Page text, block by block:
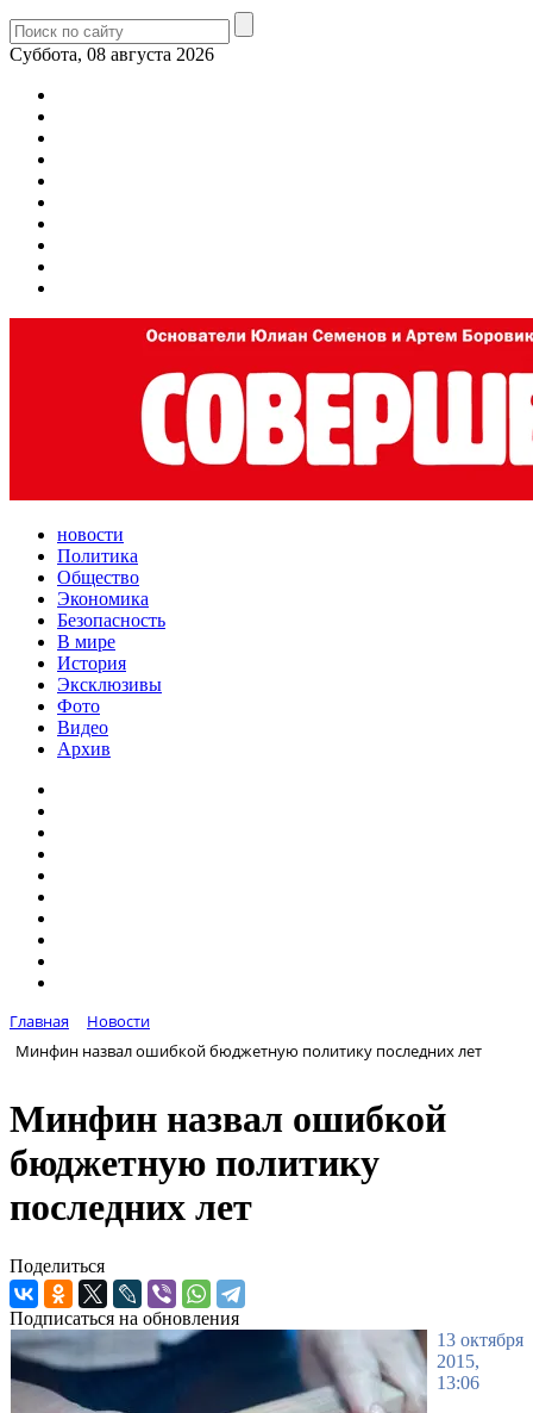
Суббота, 08 августа 2026
новости
Политика
Общество
Экономика
Безопасность
В мире
История
Эксклюзивы
Фото
Видео
Архив
Главная
Новости
Минфин назвал ошибкой бюджетную политику последних лет
Минфин назвал ошибкой
бюджетную политику
последних лет
Поделиться
Подписаться на обновления
13 октября
2015,
13:06